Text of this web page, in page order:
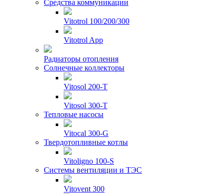
Средства коммуникации
Vitotrol 100/200/300
Vitotrol App
Радиаторы отопления
Солнечные коллекторы
Vitosol 200-T
Vitosol 300-T
Тепловые насосы
Vitocal 300-G
Твердотопливные котлы
Vitoligno 100-S
Системы вентиляции и ТЭС
Vitovent 300